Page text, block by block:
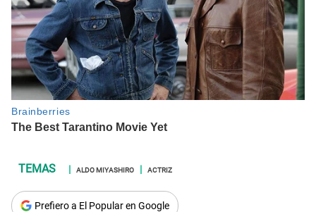
ALDO MIYASHIRO ACTRIZ
Prefiero a El Popular en Google